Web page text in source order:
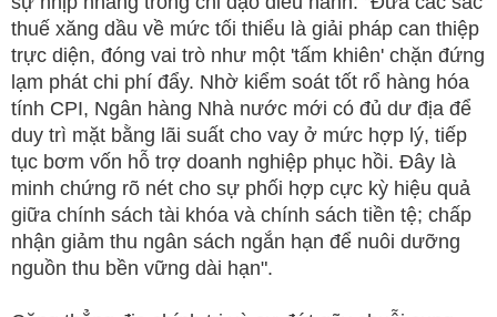
thuế xăng dầu về mức tối thiểu là giải pháp can thiệp
trực diện, đóng vai trò như một 'tấm khiên' chặn đứng
lạm phát chi phí đẩy. Nhờ kiểm soát tốt rổ hàng hóa
tính CPI, Ngân hàng Nhà nước mới có đủ dư địa để
duy trì mặt bằng lãi suất cho vay ở mức hợp lý, tiếp
tục bơm vốn hỗ trợ doanh nghiệp phục hồi. Đây là
minh chứng rõ nét cho sự phối hợp cực kỳ hiệu quả
giữa chính sách tài khóa và chính sách tiền tệ; chấp
nhận giảm thu ngân sách ngắn hạn để nuôi dưỡng
nguồn thu bền vững dài hạn".